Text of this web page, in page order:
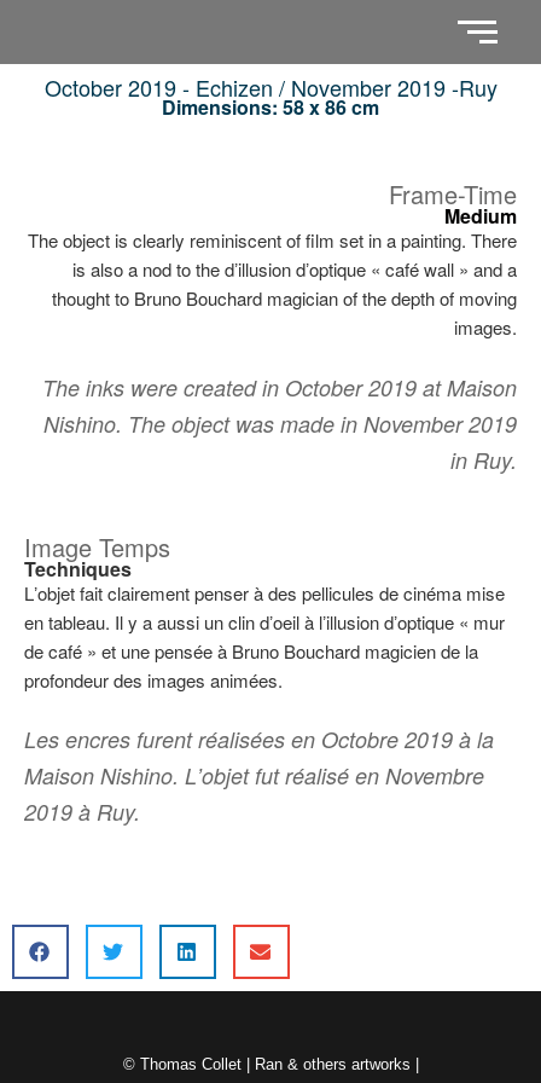
October 2019 - Echizen / November 2019 -Ruy
Dimensions: 58 x 86 cm
Frame-Time
Medium
The object is clearly reminiscent of film set in a painting. There
is also a nod to the dʼillusion dʼoptique « café wall » and a
thought to Bruno Bouchard magician of the depth of moving
images.
The inks were created in October 2019 at Maison
Nishino. The object was made in November 2019
in Ruy.
Image Temps
Techniques
Lʼobjet fait clairement penser à des pellicules de cinéma mise
en tableau. Il y a aussi un clin dʼoeil à lʼillusion dʼoptique « mur
de café » et une pensée à Bruno Bouchard magicien de la
profondeur des images animées.
Les encres furent réalisées en Octobre 2019 à la
Maison Nishino. Lʼobjet fut réalisé en Novembre
2019 à Ruy.
© Thomas Collet | Ran & others artworks |